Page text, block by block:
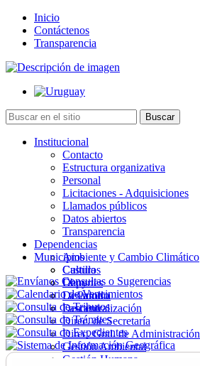
Inicio
Contáctenos
Transparencia
Institucional
Contacto
Estructura organizativa
Personal
Licitaciones - Adquisiciones
Llamados públicos
Datos abiertos
Transparencia
Dependencias
Ambiente y Cambio Climático
Cultura
Deportes
Desarrollo
Descentralización
Direc. de Secretaría
Direc. Gral. de Administración
Gestión Ambiental
Gestión Humana
Municipios
Castillos
Chuy
La Paloma
Lascano